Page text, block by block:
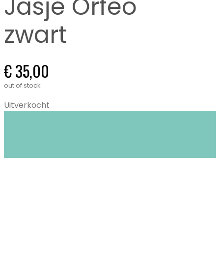
Jasje Orfeo
zwart
€35,00
out of stock
Uitverkocht